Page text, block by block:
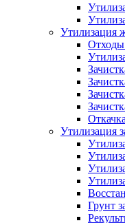
Утилизация
Отходы
Утилизация
Грунт